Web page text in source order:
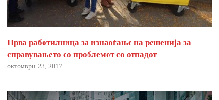
Прва работилница за изнаоѓање на решенија за
справувањето со проблемот со отпадот
октомври 23, 2017